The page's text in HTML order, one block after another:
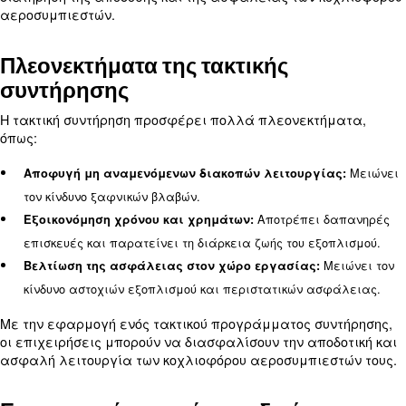
Βελτιστοποιεί τη λειτουργία πολλαπλών
Παρακολούθηση κατάστασης σε πραγματικό
Παρέχει παρακολούθηση σε πραγματικό χρόνο
Αυτές οι επιλογές βοηθούν στη διατήρηση της
κοχλιοφόρου αεροσυμπιεστών και στη μείωση
ενέργειας.
αεροσυμπιεστή
ενδέχεται να χρειάζονται επισκευές λόγω